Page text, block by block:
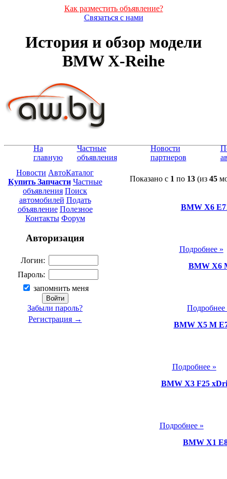
Как разместить объявление?
Связаться с нами
История и обзор модели
BMW X-Reihe
На
главную
Частные
объявления
Новости
партнеров
Новости АвтоКаталог
Купить Запчасти Частные
объявления Поиск
автомобилей Подать
объявление Полезное
Контакты Форум
Авторизация
Логин:
Пароль:
запомнить меня
Забыли пароль?
Регистрация →
Показано с 1 по 13(из 45
BMW X6
Подробнее »
BMW X6
Подробнее
BMW X5 M
Подробнее »
BMW X3 F25
Подробнее »
BMW X1